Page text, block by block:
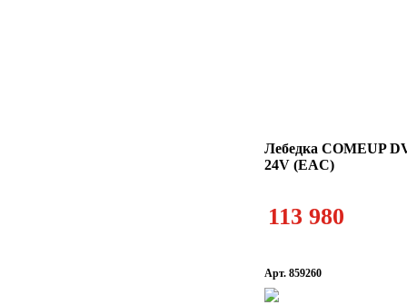
Лебедка COMEUP
24V (EAC)
113 980
Арт. 859260